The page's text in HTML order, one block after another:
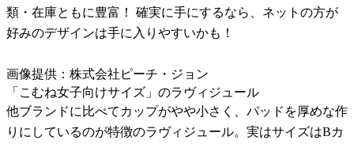
類・在庫ともに豊富！ 確実に手にするなら、ネットの方が
好みのデザインは手に入りやすいかも！
画像提供：株式会社ピーチ・ジョン
「こむね女子向けサイズ」のラヴィジュール
他ブランドに比べてカップがやや小さく、パッドを厚めな作
りにしているのが特徴のラヴィジュール。実はサイズはBカ